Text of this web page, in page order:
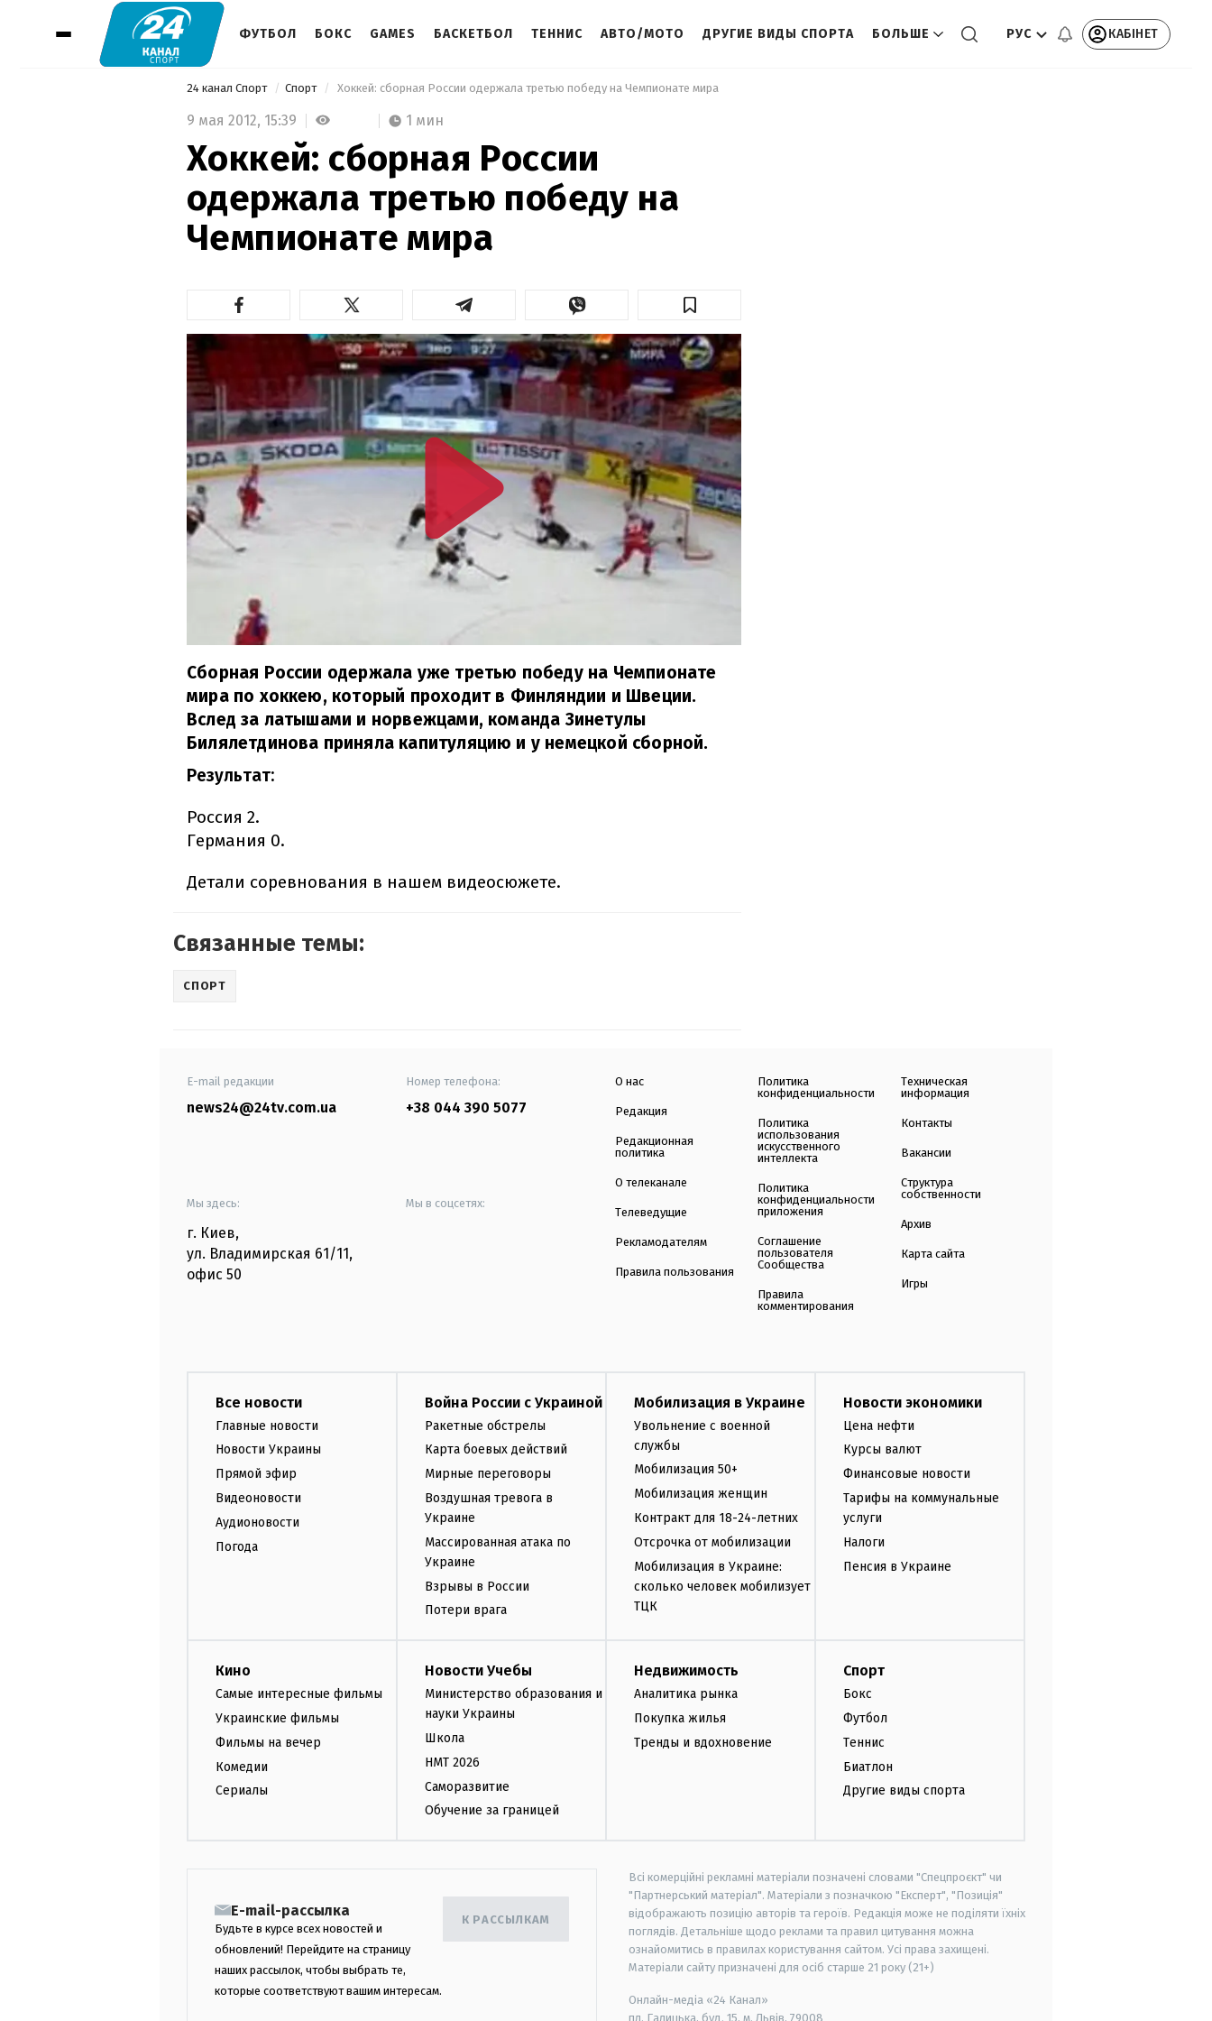
ФУТБОЛ БОКС GAMES БАСКЕТБОЛ ТЕННИС АВТО/МОТО ДРУГИЕ ВИДЫ СПОРТА БОЛЬШЕ РУС КАБІНЕТ
24 канал Спорт Спорт Хоккей: сборная России одержала третью победу на Чемпионате мира
9 мая 2012, 15:39 1 мин
Хоккей: сборная России
одержала третью победу на
Чемпионате мира
Сборная России одержала уже третью победу на Чемпионате
мира по хоккею, который проходит в Финляндии и Швеции.
Вслед за латышами и норвежцами, команда Зинетулы
Билялетдинова приняла капитуляцию и у немецкой сборной.
Результат:
Россия 2.
Германия 0.
Детали соревнования в нашем видеосюжете.
Связанные темы:
СПОРТ
E-mail редакции
news24@24tv.com.ua
Номер телефона:
+38 044 390 5077
Мы здесь:
г. Киев,
ул. Владимирская 61/11,
офис 50
Мы в соцсетях:
О нас
Редакция
Редакционная
политика
О телеканале
Телеведущие
Рекламодателям
Правила пользования
Политика
конфиденциальности
Политика
использования
искусственного
интеллекта
Политика
конфиденциальности
приложения
Соглашение
пользователя
Сообщества
Правила
комментирования
Техническая
информация
Контакты
Вакансии
Структура
собственности
Архив
Карта сайта
Игры
Все новости
Главные новости
Новости Украины
Прямой эфир
Видеоновости
Аудионовости
Погода
Война России с Украиной
Ракетные обстрелы
Карта боевых действий
Мирные переговоры
Воздушная тревога в
Украине
Массированная атака по
Украине
Взрывы в России
Потери врага
Мобилизация в Украине
Увольнение с военной
службы
Мобилизация 50+
Мобилизация женщин
Контракт для 18-24-летних
Отсрочка от мобилизации
Мобилизация в Украине:
сколько человек мобилизует
ТЦК
Новости экономики
Цена нефти
Курсы валют
Финансовые новости
Тарифы на коммунальные
услуги
Налоги
Пенсия в Украине
Кино
Самые интересные фильмы
Украинские фильмы
Фильмы на вечер
Комедии
Сериалы
Новости Учебы
Министерство образования и
науки Украины
Школа
НМТ 2026
Саморазвитие
Обучение за границей
Недвижимость
Аналитика рынка
Покупка жилья
Тренды и вдохновение
Спорт
Бокс
Футбол
Теннис
Биатлон
Другие виды спорта
E-mail-рассылка
Будьте в курсе всех новостей и
обновлений! Перейдите на страницу
наших рассылок, чтобы выбрать те,
которые соответствуют вашим интересам.
К РАССЫЛКАМ
Всі комерційні рекламні матеріали позначені словами "Спецпроєкт" чи
"Партнерський матеріал". Матеріали з позначкою "Експерт", "Позиція"
відображають позицію авторів та героїв. Редакція може не поділяти їхніх
поглядів. Детальніше щодо реклами та правил цитування можна
ознайомитись в правилах користування сайтом. Усі права захищені.
Матеріали сайту призначені для осіб старше 21 року (21+)
Онлайн-медіа «24 Канал»
пл. Галицька, буд. 15, м. Львів, 79008